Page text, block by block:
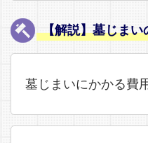
【解説】墓じまい
墓じまいにかかる費